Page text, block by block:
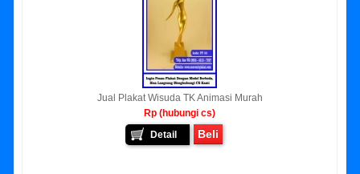
Jual Plakat Wisuda TK Animasi Murah
Rp (hubungi cs)
Detail
Beli